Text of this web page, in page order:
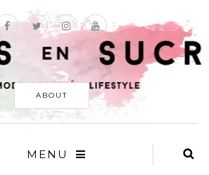
ABOUT
MENU